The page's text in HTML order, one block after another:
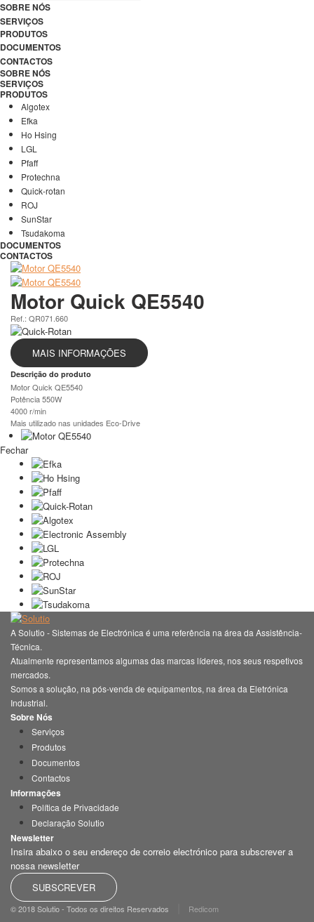
SOBRE NÓS
SERVIÇOS
PRODUTOS
DOCUMENTOS
CONTACTOS
SOBRE NÓS
SERVIÇOS
PRODUTOS
Algotex
Efka
Ho Hsing
LGL
Pfaff
Protechna
Quick-rotan
ROJ
SunStar
Tsudakoma
DOCUMENTOS
CONTACTOS
Motor Quick QE5540
Ref.: QR071.660
MAIS INFORMAÇÕES
Descrição do produto
Motor Quick QE5540
Potência 550W
4000 r/min
Mais utilizado nas unidades Eco-Drive
Fechar
A Solutio - Sistemas de Electrónica é uma referência na área da Assistência-
Técnica.
Atualmente representamos algumas das marcas líderes, nos seus respetivos
mercados.
Somos a solução, na pós-venda de equipamentos, na área da Eletrónica
Industrial.
Sobre Nós
Serviços
Produtos
Documentos
Contactos
Informações
Política de Privacidade
Declaração Solutio
Newsletter
Insira abaixo o seu endereço de correio electrónico para subscrever a
nossa newsletter
SUBSCREVER
© 2018 Solutio - Todos os direitos Reservados Redicom